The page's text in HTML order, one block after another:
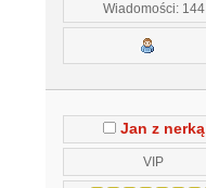
Wiadomości: 144
Jan z nerką
VIP